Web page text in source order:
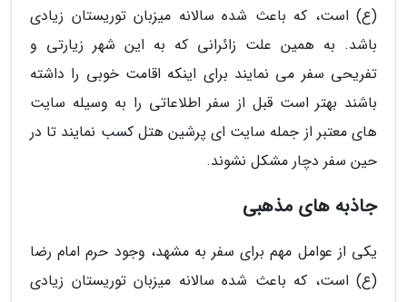
(ع) است، که باعث شده سالانه میزبان توریستان زیادی
باشد. به همین علت زائرانی که به این شهر زیارتی و
تفریحی سفر می نمایند برای اینکه اقامت خوبی را داشته
باشند بهتر است قبل از سفر اطلاعاتی را به وسیله سایت
های معتبر از جمله سایت ای پرشین هتل کسب نمایند تا در
حین سفر دچار مشکل نشوند.
جاذبه های مذهبی
یکی از عوامل مهم برای سفر به مشهد، وجود حرم امام رضا
(ع) است، که باعث شده سالانه میزبان توریستان زیادی